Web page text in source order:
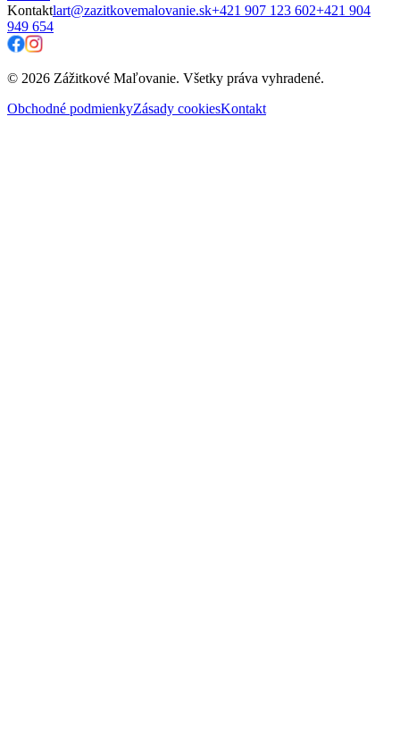
Kontaktlart@zazitkovemalovanie.sk+421 907 123 602+421 904
949 654
© 2026 Zážitkové Maľovanie. Všetky práva vyhradené.
Obchodné podmienkyZásady cookiesKontakt